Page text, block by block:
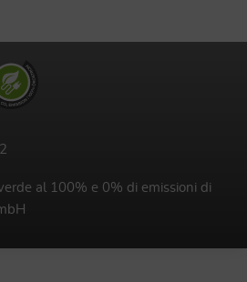
al 100% e 0% di emissioni di